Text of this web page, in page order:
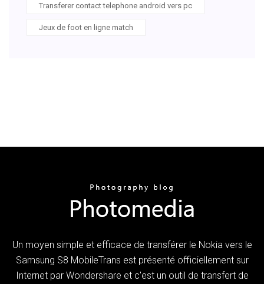
Transferer contact telephone android vers pc
Jeux de foot en ligne match
Un moyen simple et efficace de transférer le Nokia vers le
Samsung S8 MobileTrans est présenté officiellement sur
Internet par Wondershare et c'est un outil de transfert de